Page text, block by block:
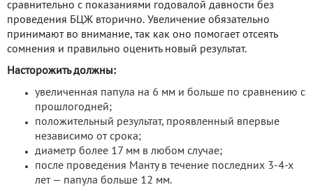
сравнительно с показаниями годовалой давности без
проведения БЦЖ вторично. Увеличение обязательно
принимают во внимание, так как оно помогает отсеять
сомнения и правильно оценить новый результат.
Насторожить должны:
увеличенная папула на 6 мм и больше по сравнению с
прошлогодней;
положительный результат, проявленный впервые
независимо от срока;
диаметр более 17 мм в любом случае;
после проведения Манту в течение последних 3-4-х
лет — папула больше 12 мм.